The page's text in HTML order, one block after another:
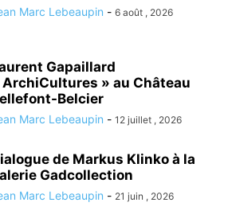
Marc Lebeaupin - 6 août , 2026
Gapaillard
ArchiCultures » au Château
Belcier
Marc Lebeaupin - 12 juillet , 2026
de Markus Klinko à la
Gadcollection
Marc Lebeaupin - 21 juin , 2026